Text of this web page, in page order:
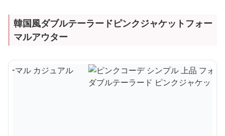
韓国風ダブルテーラードピンクジャケットフォー
マルアウター